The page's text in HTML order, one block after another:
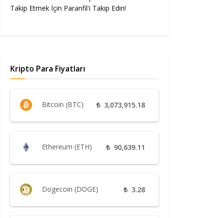
Takip Etmek İçin Paranfil'i Takip Edin!
Kripto Para Fiyatları
Bitcoin (BTC) ₺ 3,073,915.18
Ethereum (ETH) ₺ 90,639.11
Dogecoin (DOGE) ₺ 3.28